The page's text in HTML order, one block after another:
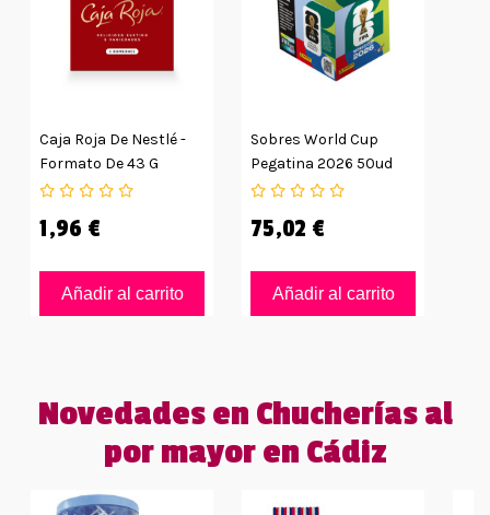
Caja Roja De Nestlé -
Formato De 43 G
1,96 €
Añadir al carrito
Sobres World Cup
Pegatina 2026 50ud
75,02 €
Añadir al carrito
Novedades en Chucherías al
por mayor en Cádiz